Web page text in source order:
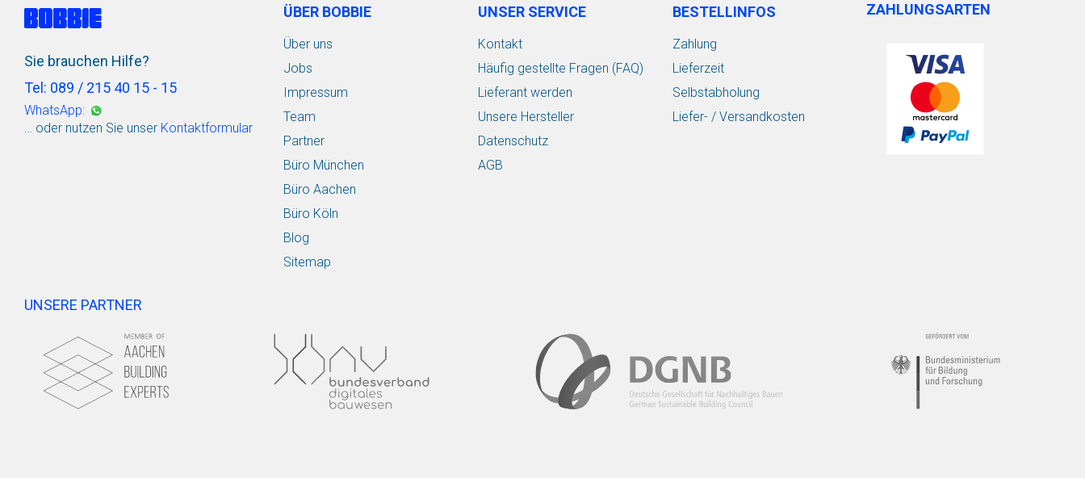
Sie brauchen Hilfe?
Tel: 089 / 215 40 15 - 15
WhatsApp:
… oder nutzen Sie unser Kontaktformular
ÜBER BOBBIE
Über uns
Jobs
Impressum
Team
Partner
Büro München
Büro Aachen
Büro Köln
Blog
Sitemap
UNSER SERVICE
Kontakt
Häufig gestellte Fragen (FAQ)
Lieferant werden
Unsere Hersteller
Datenschutz
AGB
BESTELLINFOS
Zahlung
Lieferzeit
Selbstabholung
Liefer- / Versandkosten
ZAHLUNGSARTEN
UNSERE PARTNER